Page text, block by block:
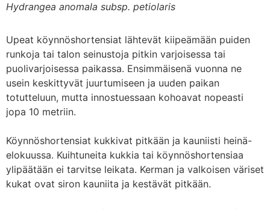
Hydrangea anomala subsp. petiolaris
Upeat köynnöshortensiat lähtevät kiipeämään puiden
runkoja tai talon seinustoja pitkin varjoisessa tai
puolivarjoisessa paikassa. Ensimmäisenä vuonna ne
usein keskittyvät juurtumiseen ja uuden paikan
totutteluun, mutta innostuessaan kohoavat nopeasti
jopa 10 metriin.
Köynnöshortensiat kukkivat pitkään ja kauniisti heinä-
elokuussa. Kuihtuneita kukkia tai köynnöshortensiaa
ylipäätään ei tarvitse leikata. Kerman ja valkoisen väriset
kukat ovat siron kauniita ja kestävät pitkään.